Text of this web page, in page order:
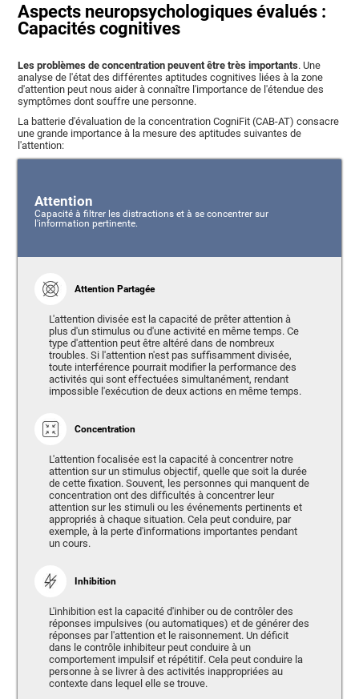
Aspects neuropsychologiques évalués :
Capacités cognitives
Les problèmes de concentration peuvent être très importants. Une
analyse de l'état des différentes aptitudes cognitives liées à la zone
d'attention peut nous aider à connaître l'importance de l'étendue des
symptômes dont souffre une personne.
La batterie d'évaluation de la concentration CogniFit (CAB-AT) consacre
une grande importance à la mesure des aptitudes suivantes de
l'attention:
Attention
Capacité à filtrer les distractions et à se concentrer sur
l'information pertinente.
Attention Partagée
L'attention divisée est la capacité de prêter attention à
plus d'un stimulus ou d'une activité en même temps. Ce
type d'attention peut être altéré dans de nombreux
troubles. Si l'attention n'est pas suffisamment divisée,
toute interférence pourrait modifier la performance des
activités qui sont effectuées simultanément, rendant
impossible l'exécution de deux actions en même temps.
Concentration
L'attention focalisée est la capacité à concentrer notre
attention sur un stimulus objectif, quelle que soit la durée
de cette fixation. Souvent, les personnes qui manquent de
concentration ont des difficultés à concentrer leur
attention sur les stimuli ou les événements pertinents et
appropriés à chaque situation. Cela peut conduire, par
exemple, à la perte d'informations importantes pendant
un cours.
Inhibition
L'inhibition est la capacité d'inhiber ou de contrôler des
réponses impulsives (ou automatiques) et de générer des
réponses par l'attention et le raisonnement. Un déficit
dans le contrôle inhibiteur peut conduire à un
comportement impulsif et répétitif. Cela peut conduire la
personne à se livrer à des activités inappropriées au
contexte dans lequel elle se trouve.